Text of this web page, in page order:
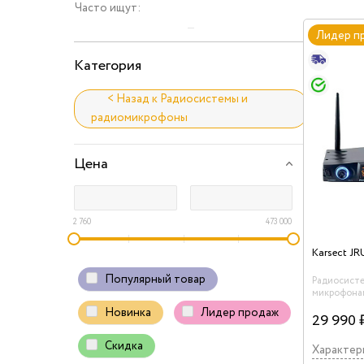
Часто ищут:
Категория
< Назад к Радиосистемы и
радиомикрофоны
Цена
2 760 473 000
Популярный товар
Новинка Лидер продаж
Cкидка
Лидер
Karsect
дальность
50 метров.
караоке,
29 990